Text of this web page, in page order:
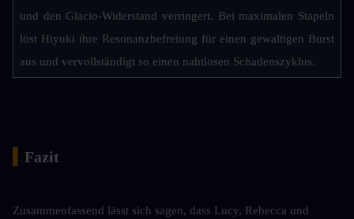
und den Glacio-Widerstand verringert. Bei maximalen Stapeln
löst Hiyuki ihre Resonanzbefreiung für einen gewaltigen Burst
aus und vervollständigt so einen nahtlosen Schadenszyklus.
Fazit
Zusammenfassend lässt sich sagen, dass Lucy, Rebecca und